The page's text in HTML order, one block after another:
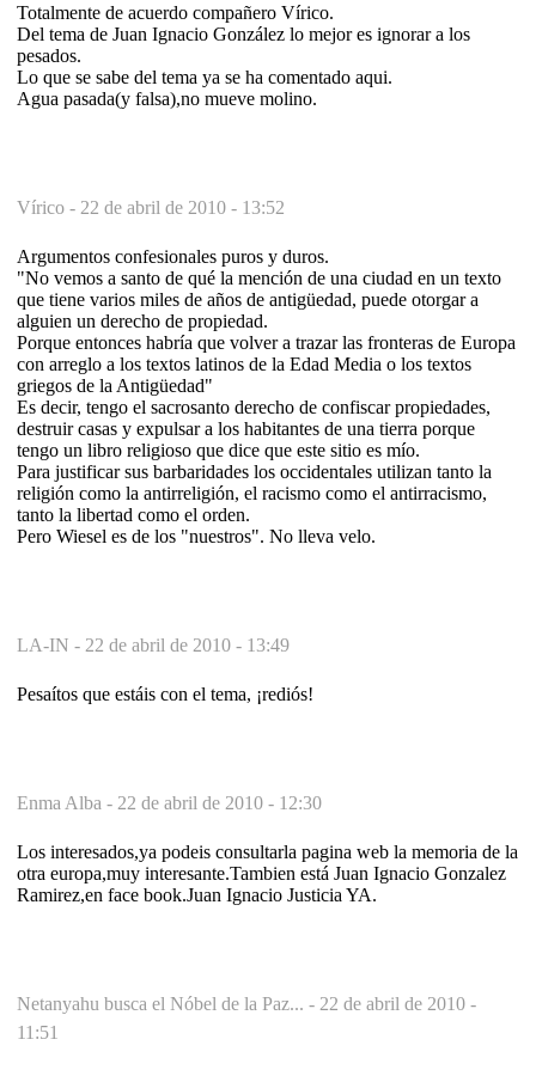
Totalmente de acuerdo compañero Vírico.
Del tema de Juan Ignacio González lo mejor es ignorar a los
pesados.
Lo que se sabe del tema ya se ha comentado aqui.
Agua pasada(y falsa),no mueve molino.
Vírico - 22 de abril de 2010 - 13:52
Argumentos confesionales puros y duros.
"No vemos a santo de qué la mención de una ciudad en un texto
que tiene varios miles de años de antigüedad, puede otorgar a
alguien un derecho de propiedad.
Porque entonces habría que volver a trazar las fronteras de Europa
con arreglo a los textos latinos de la Edad Media o los textos
griegos de la Antigüedad"
Es decir, tengo el sacrosanto derecho de confiscar propiedades,
destruir casas y expulsar a los habitantes de una tierra porque
tengo un libro religioso que dice que este sitio es mío.
Para justificar sus barbaridades los occidentales utilizan tanto la
religión como la antirreligión, el racismo como el antirracismo,
tanto la libertad como el orden.
Pero Wiesel es de los "nuestros". No lleva velo.
LA-IN - 22 de abril de 2010 - 13:49
Pesaítos que estáis con el tema, ¡rediós!
Enma Alba - 22 de abril de 2010 - 12:30
Los interesados,ya podeis consultarla pagina web la memoria de la
otra europa,muy interesante.Tambien está Juan Ignacio Gonzalez
Ramirez,en face book.Juan Ignacio Justicia YA.
Netanyahu busca el Nóbel de la Paz... - 22 de abril de 2010 -
11:51